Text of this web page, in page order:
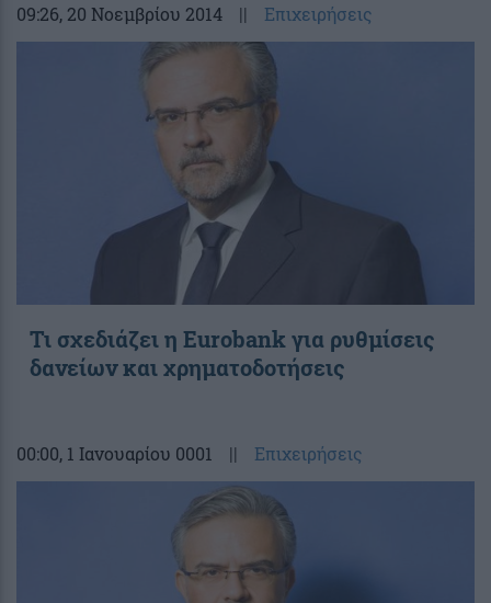
09:26, 20 Νοεμβρίου 2014 || Επιχειρήσεις
Τι σχεδιάζει η Eurobank για ρυθμίσεις
δανείων και χρηματοδοτήσεις
00:00, 1 Ιανουαρίου 0001 || Επιχειρήσεις